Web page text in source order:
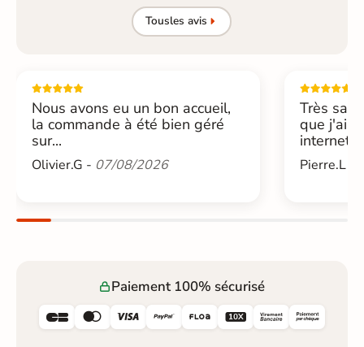
Tousles avis
Nous avons eu un bon accueil,
la commande à été bien géré
sur...
Olivier.G - 07/08/2026
Très
que j'ai
internet....
Pierre.L -
Paiement 100% sécurisé
     